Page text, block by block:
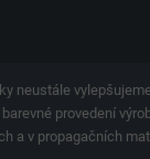
neustále
provedení
a v propagačních